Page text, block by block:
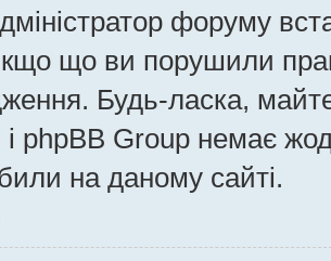
форуму
що ви порушили
Будь-ласка,
phpBB Group немає
на даному сайті.